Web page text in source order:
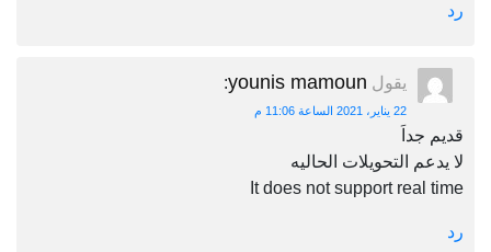
رد
يقول younis mamoun
:
22 يناير، 2021 الساعة 11:06 م
قديم جداَ
لا يدعم التحويلات الحاليه
It does not support real time
رد